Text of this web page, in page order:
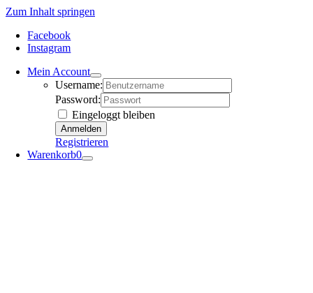
Zum Inhalt springen
Facebook
Instagram
Mein Account
Username:
Password:
Eingeloggt bleiben
Registrieren
Warenkorb0